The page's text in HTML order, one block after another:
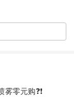
这两款都属于
是妮维雅的这
屈臣氏凑单买
：🌸🌸🌸🌸
零元购❓❗